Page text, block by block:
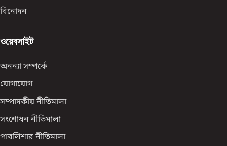
বিনোদন
ওয়েবসাইট
অনন্যা সম্পর্কে
যোগাযোগ
সম্পাদকীয় নীতিমালা
সংশোধন নীতিমালা
পাবলিশার নীতিমালা